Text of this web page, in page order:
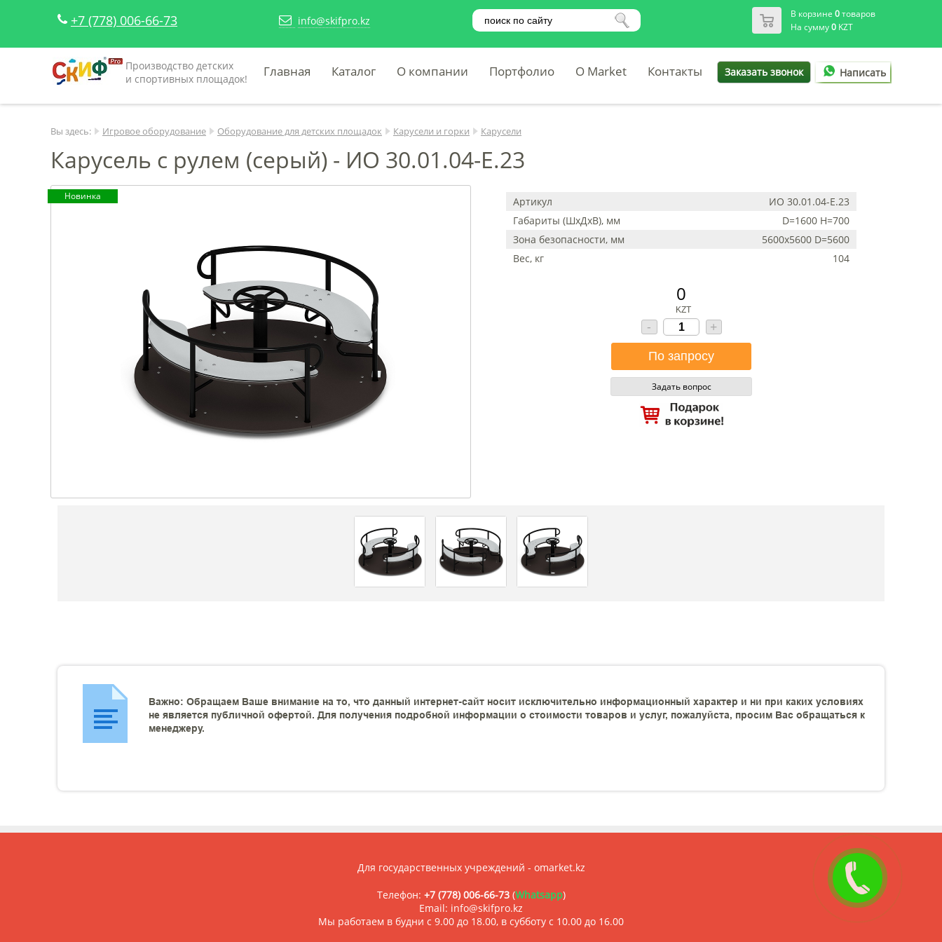
+7 (778) 006-66-73 info@skifpro.kz В корзине 0товаров
На сумму0KZT
Производство детских
и спортивных площадок!
Главная Каталог О компании Портфолио O Market Контакты Заказать звонок Написать
Вы здесь: Игровое оборудование Оборудование для детских площадок Карусели и горки Карусели
Карусель с рулем (серый) - ИО 30.01.04-Е.23
Новинка Артикул
ИО 30.01.04-Е.23
Габариты (ШхДхВ), мм
D=1600 H=700
Зона безопасности, мм
5600х5600 D=5600
Вес, кг
104
0
KZT
- +
Задать вопрос
Важно: Обращаем Ваше внимание на то, что данный интернет-сайт носит исключительно информационный характер и ни при каких условиях
не является публичной офертой. Для получения подробной информации о стоимости товаров и услуг, пожалуйста, просим Вас обращаться к
менеджеру.
Для государственных учреждений - omarket.kz
Телефон: +7 (778) 006-66-73(Whatsapp)
Email: info@skifpro.kz
Мы работаем в будни с 9.00 до 18.00, в субботу с 10.00 до 16.00